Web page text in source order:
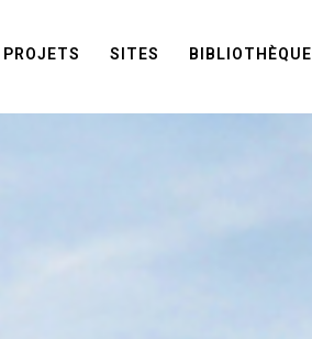
PROJETS SITES BIBLIOTHÈQUE